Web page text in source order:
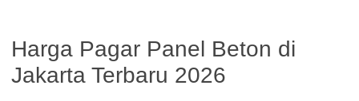
Harga Pagar Panel Beton di
Jakarta Terbaru 2026